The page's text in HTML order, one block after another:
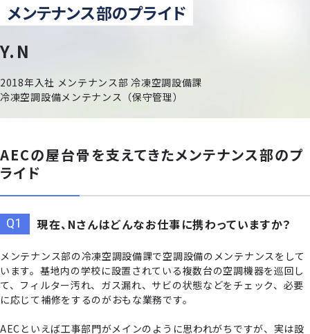
メンテナンス部のプライド
Y.N
2018年入社 メンテナンス部 冷凍空調設備課
冷凍空調設備メンテナンス（保守管理）
AECの屋台骨を支えてきたメンテナンス部のプ
ライド
現在、Nさんはどんなお仕事に携わっていますか？
メンテナンス部の冷凍空調設備課で空調設備のメンテナンスをして
います。基地内の学校に設置されている複数台の空調機器を巡回し
て、フィルター汚れ、ガス漏れ、サビの状態などをチェック、必要
に応じて補修をするのがおもな業務です。
AECといえば工事部門がメインのように思われがちですが、実は設